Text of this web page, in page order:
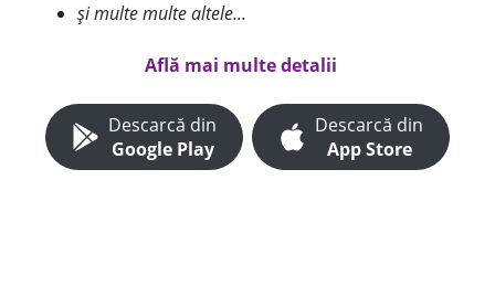
și multe multe altele...
Află mai multe detalii
Descarcă din
Google Play
Descarcă din
App Store